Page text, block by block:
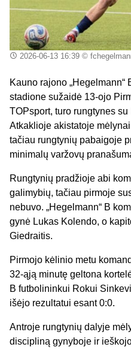
2026-06-13 16:39©
Kauno rajono
stadione sužaidė 13-ojo
TOPsport, turo rungtynes su
Atkaklioje akistatoje
tačiau rungtynių pabaigoje
minimalų varžovų
Rungtynių pradžioje abi
galimybių, tačiau pirmoje
nebuvo. „Hegelmann“ B
gynė Lukas Kolendo, o
Giedraitis.
Pirmojo kėlinio metu
32-ąją minutę geltona
B futbolininkui Rokui
išėjo rezultatui esant 0:0.
Antroje rungtynių dalyje
discipliną gynyboje ir